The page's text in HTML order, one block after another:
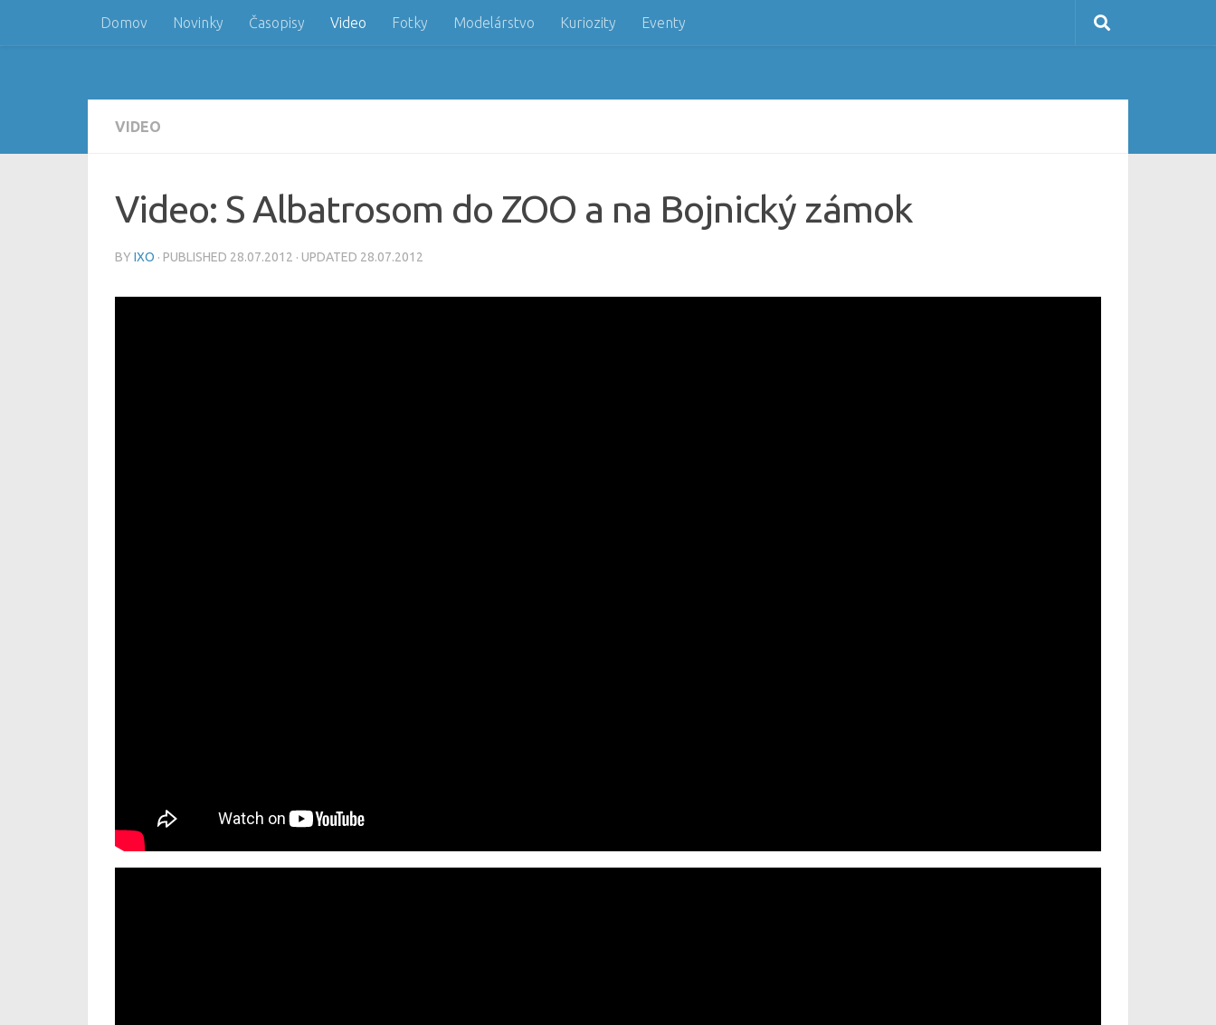
Skip to content
Domov Novinky Časopisy Video Fotky Modelárstvo Kuriozity Eventy
VIDEO
Video: S Albatrosom do ZOO a na Bojnický zámok
BY IXO · PUBLISHED 28.07.2012 · UPDATED 28.07.2012